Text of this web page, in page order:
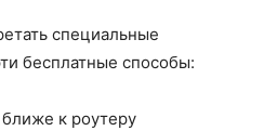
специальные
бесплатные способы:
к роутеру